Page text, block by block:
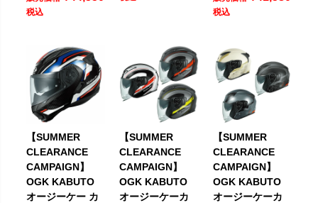
税込 税込
【SUMMER
CLEARANCE
CAMPAIGN】
OGK KABUTO
オージーケー カ
【SUMMER
CLEARANCE
CAMPAIGN】
OGK KABUTO
オージーケーカ
【SUMMER
CLEARANCE
CAMPAIGN】
OGK KABUTO
オージーケーカ